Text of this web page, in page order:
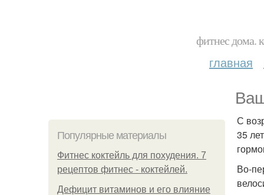
фитнес дома.
главная
Популярные материалы
Фитнес коктейль для похудения. 7
рецептов фитнес - коктейлей.
Дефицит витаминов и его влияние
С
35
Во-